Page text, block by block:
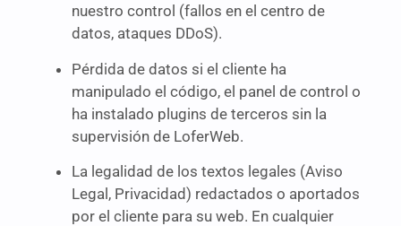
nuestro control (fallos en el centro de
datos, ataques DDoS).
Pérdida de datos si el cliente ha
manipulado el código, el panel de control o
ha instalado plugins de terceros sin la
supervisión de LoferWeb.
La legalidad de los textos legales (Aviso
Legal, Privacidad) redactados o aportados
por el cliente para su web. En cualquier